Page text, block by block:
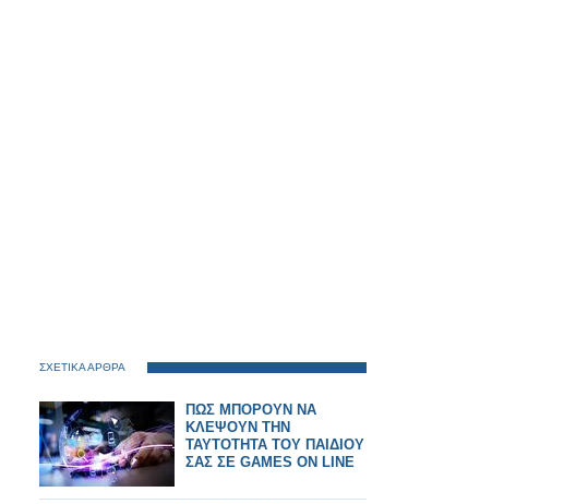
ΣΧΕΤΙΚΑ ΑΡΘΡΑ
ΠΩΣ ΜΠΟΡΟΥΝ ΝΑ
ΚΛΕΨΟΥΝ ΤΗΝ
ΤΑΥΤΟΤΗΤΑ ΤΟΥ ΠΑΙΔΙΟΥ
ΣΑΣ ΣΕ GAMES ON LINE